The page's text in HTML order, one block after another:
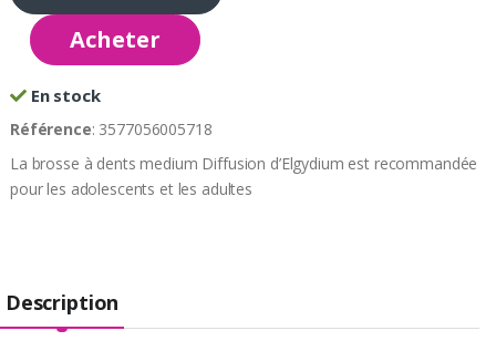
Acheter
En stock
Référence: 3577056005718
La brosse à dents medium Diffusion d’Elgydium est recommandée
pour les adolescents et les adultes
Description